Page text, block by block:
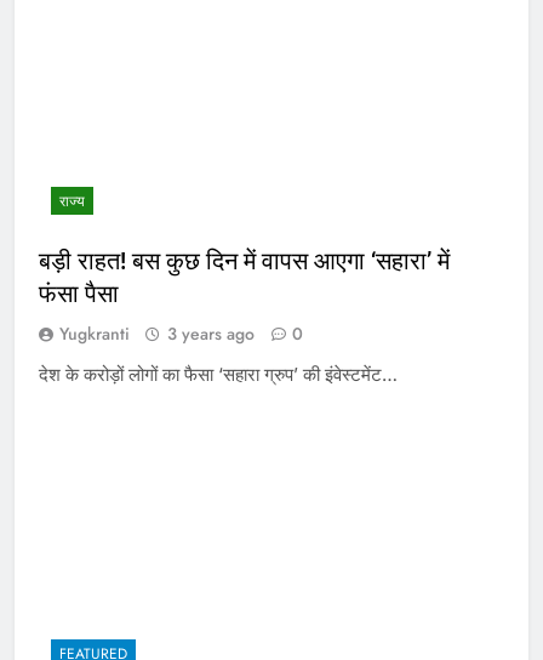
राज्य
बड़ी राहत! बस कुछ दिन में वापस आएगा ‘सहारा’ में
फंसा पैसा
Yugkranti 3 years ago 0
देश के करोड़ों लोगों का फैसा ‘सहारा ग्रुप’ की इंवेस्टमेंट…
FEATURED